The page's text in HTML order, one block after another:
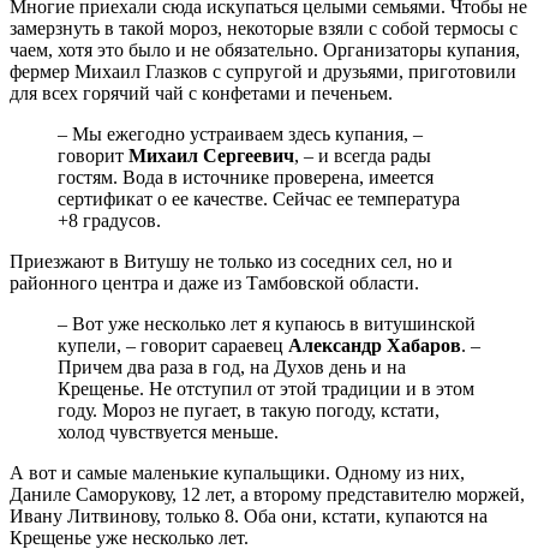
Многие приехали сюда искупаться целыми семьями. Чтобы не
замерзнуть в такой мороз, некоторые взяли с собой термосы с
чаем, хотя это было и не обязательно. Организаторы купания,
фермер Михаил Глазков с супругой и друзьями, приготовили
для всех горячий чай с конфетами и печеньем.
– Мы ежегодно устраиваем здесь купания, –
говорит Михаил Сергеевич, – и всегда рады
гостям. Вода в источнике проверена, имеется
сертификат о ее качестве. Сейчас ее температура
+8 градусов.
Приезжают в Витушу не только из соседних сел, но и
районного центра и даже из Тамбовской области.
– Вот уже несколько лет я купаюсь в витушинской
купели, – говорит сараевец Александр Хабаров. –
Причем два раза в год, на Духов день и на
Крещенье. Не отступил от этой традиции и в этом
году. Мороз не пугает, в такую погоду, кстати,
холод чувствуется меньше.
А вот и самые маленькие купальщики. Одному из них,
Даниле Саморукову, 12 лет, а второму представителю моржей,
Ивану Литвинову, только 8. Оба они, кстати, купаются на
Крещенье уже несколько лет.